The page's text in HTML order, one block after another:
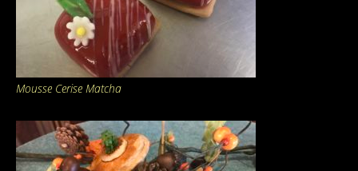
Mousse Cerise Matcha